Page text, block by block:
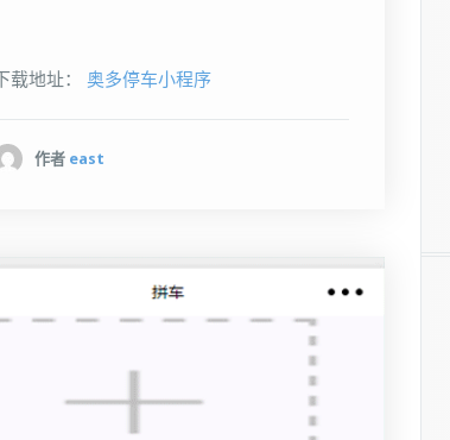
下载地址： 奥多停车小程序
作者 east